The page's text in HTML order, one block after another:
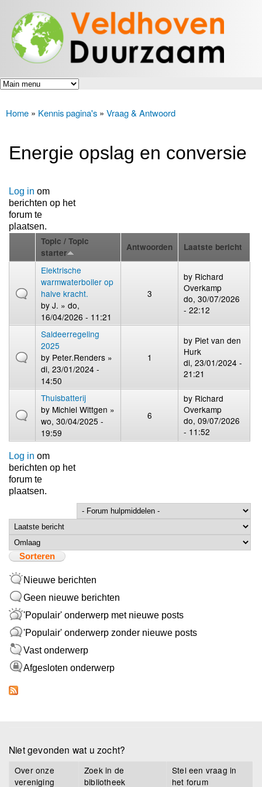
en naar
de inhoud
gaan
Veldhoven
Duurzaam
Energiek
naar de
toekomst
U bent hier
Home » Kennis pagina's » Vraag & Antwoord
Energie opslag en conversie
Log in om
berichten op het
forum te
plaatsen.
Topic / Topic
starter
Antwoorden Laatste bericht
Elektrische
warmwaterboiler op
halve kracht.
by J. » do,
16/04/2026 - 11:21
3
by Richard
Overkamp
do, 30/07/2026
- 22:12
Saldeerregeling
2025
by Peter.Renders »
di, 23/01/2024 -
14:50
1
by Piet van den
Hurk
di, 23/01/2024 -
21:21
Thuisbatterij
by Michiel Wittgen »
wo, 30/04/2025 -
19:59
6
by Richard
Overkamp
do, 09/07/2026
- 11:52
Log in om
berichten op het
forum te
plaatsen.
Sorteer op
Sorteren
Nieuwe berichten
Geen nieuwe berichten
'Populair' onderwerp met nieuwe posts
'Populair' onderwerp zonder nieuwe posts
Vast onderwerp
Afgesloten onderwerp
Niet gevonden wat u zocht?
Over onze
vereniging
Zoek in de
bibliotheek
Stel een vraag in
het forum